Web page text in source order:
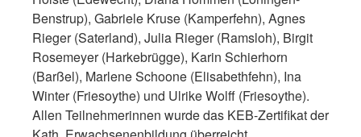
Benstrup), Gabriele Kruse (Kamperfehn), Agnes
Rieger (Saterland), Julia Rieger (Ramsloh), Birgit
Rosemeyer (Harkebrügge), Karin Schierhorn
(Barßel), Marlene Schoone (Elisabethfehn), Ina
Winter (Friesoythe) und Ulrike Wolff (Friesoythe).
Allen Teilnehmerinnen wurde das KEB-Zertifikat der